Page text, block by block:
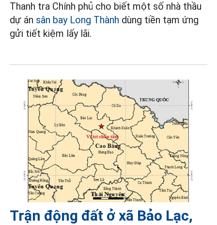
Thanh tra Chính phủ cho biết một số nhà thầu
dự án sân bay Long Thành dùng tiền tạm ứng
gửi tiết kiệm lấy lãi.
Trận động đất ở xã Bảo Lạc,